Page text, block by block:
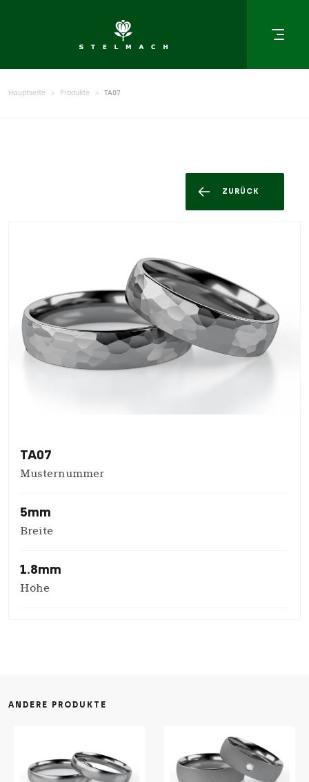
Hauptseite Produkte TA07
ZURÜCK
TA07
Musternummer
5mm
Breite
1.8mm
Höhe
ANDERE PRODUKTE